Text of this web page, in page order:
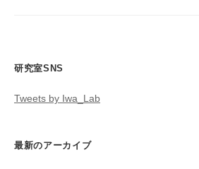
研究室SNS
Tweets by Iwa_Lab
最新のアーカイブ